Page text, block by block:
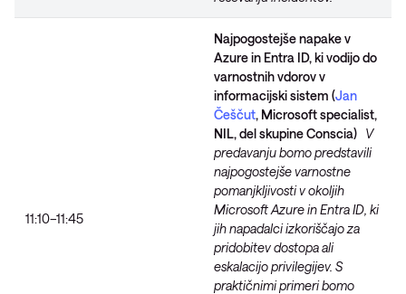
11:10–11:45
Najpogostejše napake v
Azure in Entra ID, ki vodijo do
varnostnih vdorov v
informacijski sistem (Jan
Češčut, Microsoft specialist,
NIL, del skupine Conscia) V
predavanju bomo predstavili
najpogostejše varnostne
pomanjkljivosti v okoljih
Microsoft Azure in Entra ID, ki
jih napadalci izkoriščajo za
pridobitev dostopa ali
eskalacijo privilegijev. S
praktičnimi primeri bomo